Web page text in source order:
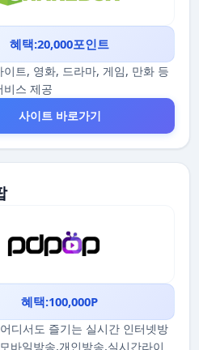
혜택:20,000포인트
이트, 영화, 드라마, 게임, 만화 등
비스 제공
사이트 바로가기
혜택:100,000P
디서도 즐기는 실시간 인터넷방
바일방송,개인방송,실시간라이